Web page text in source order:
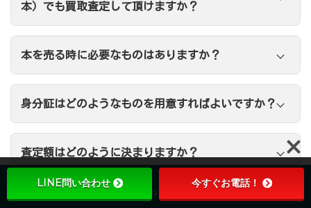
本）でも買取査定して頂けますか？
本を売る時に必要なものはありますか？
身分証はどのようなものを用意すればよいですか？
査定額はどのように決まりますか？
出張買取に来てもらう前に、電話、メール、LINEで
10:00-19:00
LINE問い合わせ 今すぐお電話！